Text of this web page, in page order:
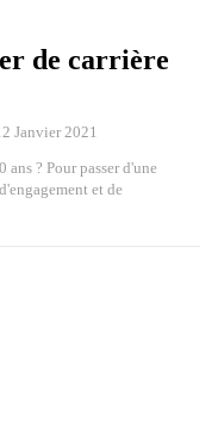
de carrière
Janvier 2021
? Pour passer d'une
et de